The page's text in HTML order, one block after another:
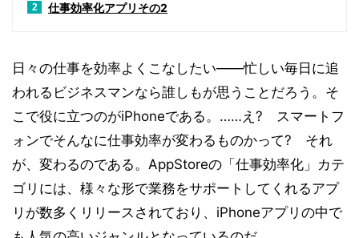
2 仕事効率化アプリその2
日々の仕事を効率よくこなしたい――忙しい毎日に追
われるビジネスマンなら誰しもが思うことだろう。そ
こで役に立つのがiPhoneである。……え? スマートフ
ォンでそんなに仕事効率が変わるものかって? それ
が、変わるのである。AppStoreの「仕事効率化」カテ
ゴリには、様々な形で業務をサポートしてくれるアプ
リが数多くリリースされており、iPhoneアプリの中で